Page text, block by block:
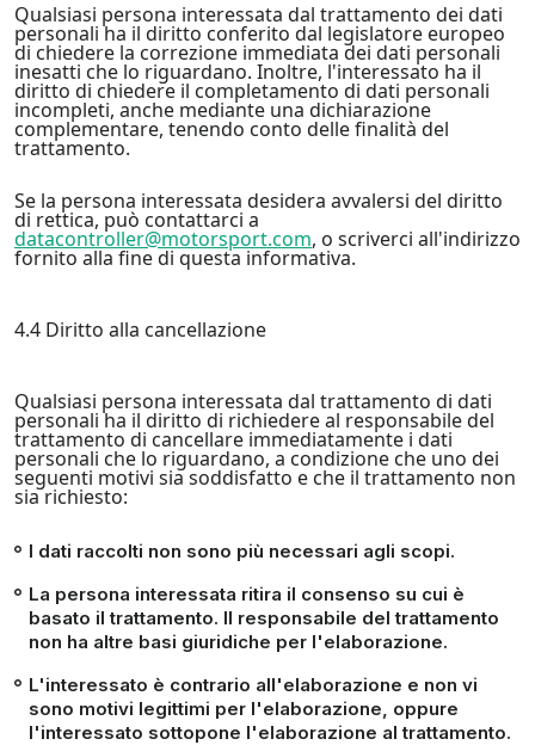
Qualsiasi persona interessata dal trattamento dei dati
personali ha il diritto conferito dal legislatore europeo
di chiedere la correzione immediata dei dati personali
inesatti che lo riguardano. Inoltre, l'interessato ha il
diritto di chiedere il completamento di dati personali
incompleti, anche mediante una dichiarazione
complementare, tenendo conto delle finalità del
trattamento.
Se la persona interessata desidera avvalersi del diritto
di rettica, può contattarci a
datacontroller@motorsport.com, o scriverci all'indirizzo
fornito alla fine di questa informativa.
4.4 Diritto alla cancellazione
Qualsiasi persona interessata dal trattamento di dati
personali ha il diritto di richiedere al responsabile del
trattamento di cancellare immediatamente i dati
personali che lo riguardano, a condizione che uno dei
seguenti motivi sia soddisfatto e che il trattamento non
sia richiesto:
I dati raccolti non sono più necessari agli scopi.
La persona interessata ritira il consenso su cui è
basato il trattamento. Il responsabile del trattamento
non ha altre basi giuridiche per l'elaborazione.
L'interessato è contrario all'elaborazione e non vi
sono motivi legittimi per l'elaborazione, oppure
l'interessato sottopone l'elaborazione al trattamento.